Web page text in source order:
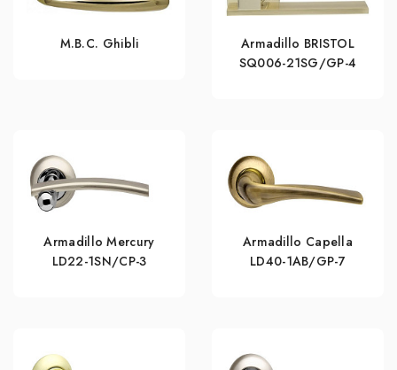
M.B.C. Ghibli
Armadillo BRISTOL
SQ006-21SG/GP-4
Armadillo Mercury
LD22-1SN/CP-3
Armadillo Capella
LD40-1AB/GP-7